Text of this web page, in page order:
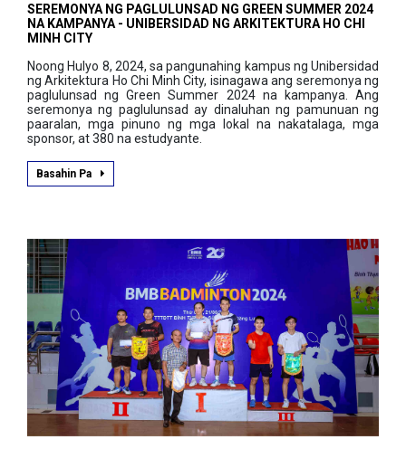
SEREMONYA NG PAGLULUNSAD NG GREEN SUMMER 2024
NA KAMPANYA - UNIBERSIDAD NG ARKITEKTURA HO CHI
MINH CITY
Noong Hulyo 8, 2024, sa pangunahing kampus ng Unibersidad
ng Arkitektura Ho Chi Minh City, isinagawa ang seremonya ng
paglulunsad ng Green Summer 2024 na kampanya. Ang
seremonya ng paglulunsad ay dinaluhan ng pamunuan ng
paaralan, mga pinuno ng mga lokal na nakatalaga, mga
sponsor, at 380 na estudyante.
Basahin Pa